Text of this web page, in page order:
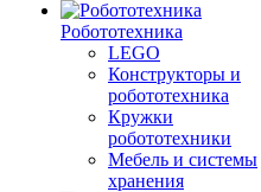
Робототехника
LEGO
Конструкторы и
робототехника
Кружки
робототехники
Мебель и системы
хранения